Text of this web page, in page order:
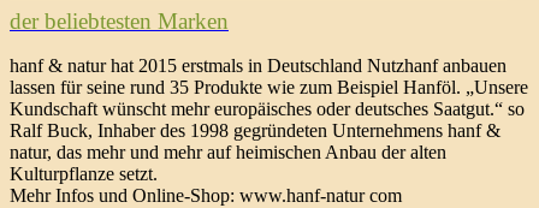
der beliebtesten Marken
hanf & natur hat 2015 erstmals in Deutschland Nutzhanf anbauen
lassen für seine rund 35 Produkte wie zum Beispiel Hanföl. „Unsere
Kundschaft wünscht mehr europäisches oder deutsches Saatgut.“ so
Ralf Buck, Inhaber des 1998 gegründeten Unternehmens hanf &
natur, das mehr und mehr auf heimischen Anbau der alten
Kulturpflanze setzt.
Mehr Infos und Online-Shop: www.hanf-natur com